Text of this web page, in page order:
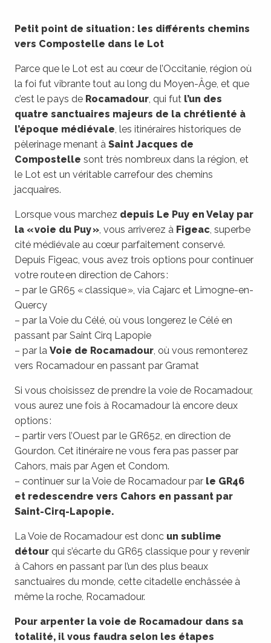
Petit point de situation : les différents chemins
vers Compostelle dans le Lot
Parce que le Lot est au cœur de l’Occitanie, région où
la foi fut vibrante tout au long du Moyen-Âge, et que
c’est le pays de Rocamadour, qui fut l’un des
quatre sanctuaires majeurs de la chrétienté à
l’époque médiévale, les itinéraires historiques de
pèlerinage menant à Saint Jacques de
Compostelle sont très nombreux dans la région, et
le Lot est un véritable carrefour des chemins
jacquaires.
Lorsque vous marchez depuis Le Puy en Velay par
la « voie du Puy », vous arriverez à Figeac, superbe
cité médiévale au cœur parfaitement conservé.
Depuis Figeac, vous avez trois options pour continuer
votre route en direction de Cahors :
– par le GR65 « classique », via Cajarc et Limogne-en-
Quercy
– par la Voie du Célé, où vous longerez le Célé en
passant par Saint Cirq Lapopie
– par la Voie de Rocamadour, où vous remonterez
vers Rocamadour en passant par Gramat
Si vous choisissez de prendre la voie de Rocamadour,
vous aurez une fois à Rocamadour là encore deux
options :
– partir vers l’Ouest par le GR652, en direction de
Gourdon. Cet itinéraire ne vous fera pas passer par
Cahors, mais par Agen et Condom.
– continuer sur la Voie de Rocamadour par le GR46
et redescendre vers Cahors en passant par
Saint-Cirq-Lapopie.
La Voie de Rocamadour est donc un sublime
détour qui s’écarte du GR65 classique pour y revenir
à Cahors en passant par l’un des plus beaux
sanctuaires du monde, cette citadelle enchâssée à
même la roche, Rocamadour.
Pour arpenter la voie de Rocamadour dans sa
totalité, il vous faudra selon les étapes